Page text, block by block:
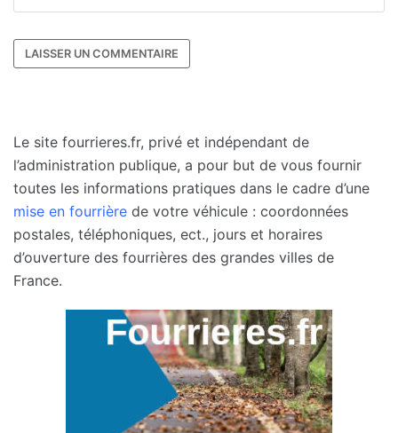
Le site fourrieres.fr, privé et indépendant de
l’administration publique, a pour but de vous fournir
toutes les informations pratiques dans le cadre d’une
mise en fourrière de votre véhicule : coordonnées
postales, téléphoniques, ect., jours et horaires
d’ouverture des fourrières des grandes villes de
France.